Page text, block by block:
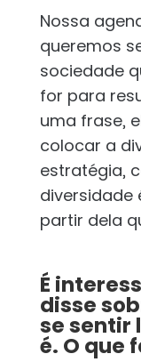
Nossa
queremos
sociedade
for para
uma frase,
colocar a
estratégia,
diversidade
partir dela
É
disse
se sentir
é. O que